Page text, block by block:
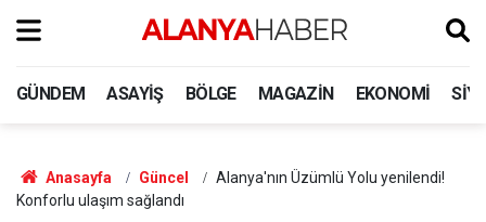
GÜNDEM ASAYIŞ BÖLGE MAGAZIN EKONOMI
Anasayfa Güncel
Alanya'nın Üzümlü Yolu yenilendi!
Konforlu ulaşım sağlandı